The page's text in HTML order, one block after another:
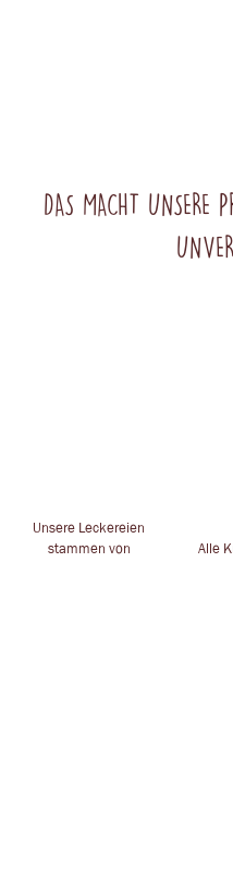
DAS MACHT UNSERE
Unsere Leckereien
stammen von
Alle